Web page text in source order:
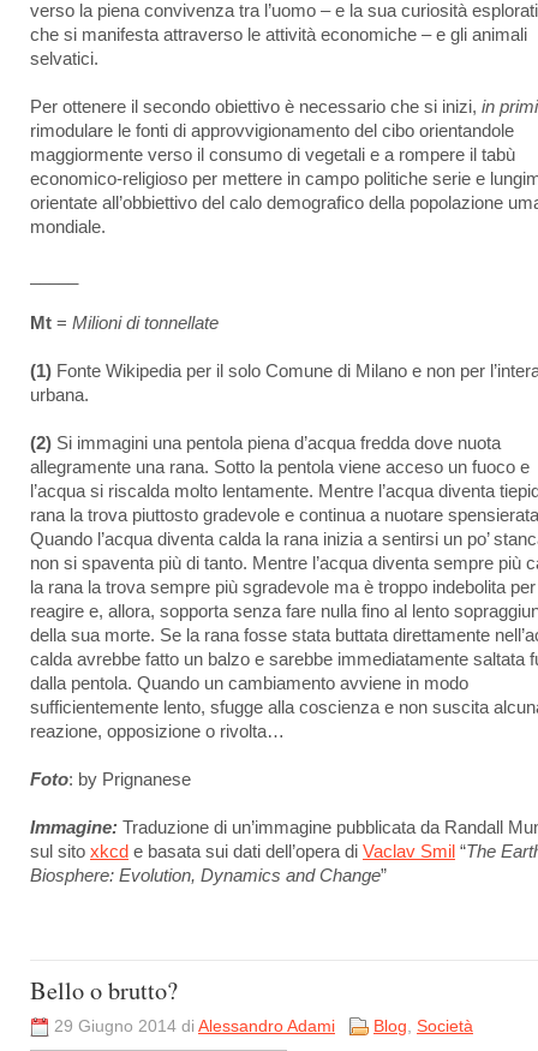
verso la piena convivenza tra l’uomo – e la sua curiosità
che si manifesta attraverso le attività economiche – e gli animali
selvatici.
Per ottenere il secondo obiettivo è necessario che si inizi, in
rimodulare le fonti di approvvigionamento del cibo orientandole
maggiormente verso il consumo di vegetali e a rompere il tabù
economico-religioso per mettere in campo politiche serie e
orientate all’obbiettivo del calo demografico della popolazione
mondiale.
Mt = Milioni di tonnellate
(1) Fonte Wikipedia per il solo Comune di Milano e non per
urbana.
(2) Si immagini una pentola piena d’acqua fredda dove nuota
allegramente una rana. Sotto la pentola viene acceso un fuoco e
l’acqua si riscalda molto lentamente. Mentre l’acqua diventa
rana la trova piuttosto gradevole e continua a nuotare
Quando l’acqua diventa calda la rana inizia a sentirsi un po’
non si spaventa più di tanto. Mentre l’acqua diventa sempre più
la rana la trova sempre più sgradevole ma è troppo indebolita per
reagire e, allora, sopporta senza fare nulla fino al lento
della sua morte. Se la rana fosse stata buttata direttamente
calda avrebbe fatto un balzo e sarebbe immediatamente saltata
dalla pentola. Quando un cambiamento avviene in modo
sufficientemente lento, sfugge alla coscienza e non suscita
reazione, opposizione o rivolta…
Foto: by Prignanese
Immagine: Traduzione di un’immagine pubblicata da Randall
sul sito xkcd e basata sui dati dell’opera di Vaclav Smil “The
Biosphere: Evolution, Dynamics and Change”
Bello o brutto?
29 Giugno 2014 di Alessandro Adami Blog, Società